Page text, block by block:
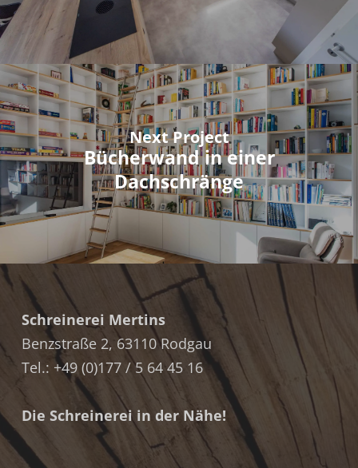
Next Project
Bücherwand in einer
Dachschränge
Schreinerei Mertins
Benzstraße 2, 63110 Rodgau
Tel.: +49 (0)177 / 5 64 45 16
Die Schreinerei in der Nähe!